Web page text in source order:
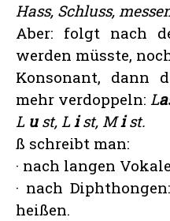
Hass, Schluss,
Aber: folgt nach
werden müsste,
Konsonant, dann
mehr verdoppeln: La
L u st, L i st, M i st.
ß schreibt man:
· nach langen
· nach
heißen.